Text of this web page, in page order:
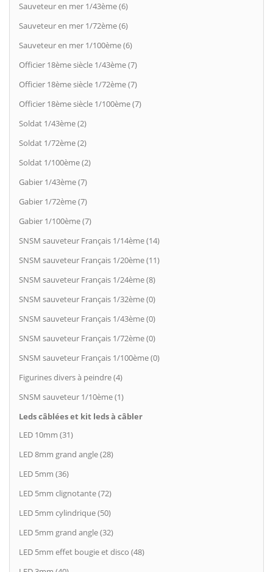
Sauveteur en mer 1/43ème (6)
Sauveteur en mer 1/72ème (6)
Sauveteur en mer 1/100ème (6)
Officier 18ème siècle 1/43ème (7)
Officier 18ème siècle 1/72ème (7)
Officier 18ème siècle 1/100ème (7)
Soldat 1/43ème (2)
Soldat 1/72ème (2)
Soldat 1/100ème (2)
Gabier 1/43ème (7)
Gabier 1/72ème (7)
Gabier 1/100ème (7)
SNSM sauveteur Français 1/14ème (14)
SNSM sauveteur Français 1/20ème (11)
SNSM sauveteur Français 1/24ème (8)
SNSM sauveteur Français 1/32ème (0)
SNSM sauveteur Français 1/43ème (0)
SNSM sauveteur Français 1/72ème (0)
SNSM sauveteur Français 1/100ème (0)
Figurines divers à peindre (4)
SNSM sauveteur 1/10ème (1)
Leds câblées et kit leds à câbler
LED 10mm (31)
LED 8mm grand angle (28)
LED 5mm (36)
LED 5mm clignotante (72)
LED 5mm cylindrique (50)
LED 5mm grand angle (32)
LED 5mm effet bougie et disco (48)